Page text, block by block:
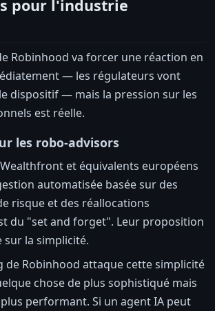
pour l'industrie
Robinhood va forcer une réaction en
— les régulateurs vont
dispositif — mais la pression sur les
est réelle.
les robo-advisors
et équivalents européens
automatisée basée sur des
risque et des réallocations
du "set and forget". Leur proposition
sur la simplicité.
de Robinhood attaque cette simplicité
chose de plus sophistiqué mais
performant. Si un agent IA peut